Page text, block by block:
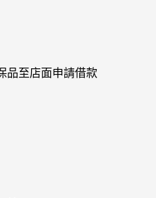
品至店面申請借款